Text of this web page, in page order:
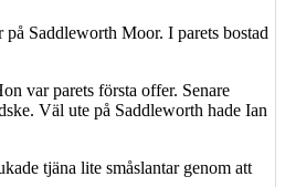
Saddleworth Moor. I parets bostad
var parets första offer. Senare
Väl ute på Saddleworth hade Ian
tjäna lite småslantar genom att